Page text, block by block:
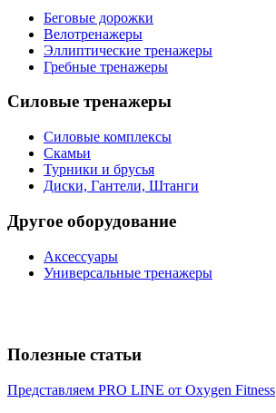
Беговые дорожки
Велотренажеры
Эллиптические тренажеры
Гребные тренажеры
Силовые тренажеры
Силовые комплексы
Скамьи
Турники и брусья
Диски, Гантели, Штанги
Другое оборудование
Аксессуары
Универсальные тренажеры
Полезные статьи
Представляем PRO LINE от Oxygen Fitness